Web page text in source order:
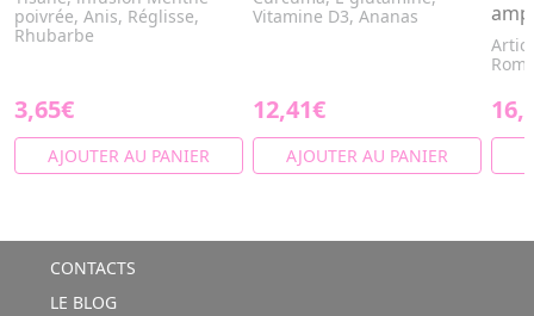
poivrée, Anis, Réglisse,
Rhubarbe
3,65€
AJOUTER AU PANIER
Vitamine D3, Ananas
12,41€
AJOUTER AU PANIER
CONTACTS
LE BLOG